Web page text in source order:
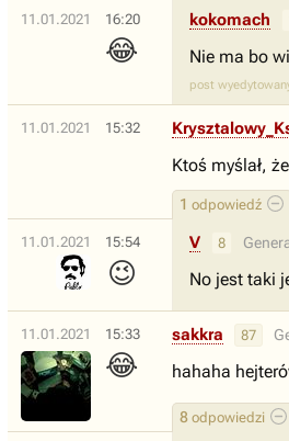
11.01.2021 16:20
😂
kokomach
Nie ma bo
post
11.01.2021 15:32
1 odpowiedź
Ktoś myślał,
11.01.2021 15:54
😉
V 8
No jest taki
11.01.2021 15:33
😂
8 odpowiedzi
sakkra 87
hahaha